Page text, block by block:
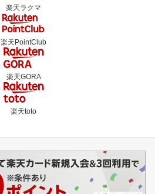
楽天ラクマ
楽天PointClub
楽天GORA
楽天toto